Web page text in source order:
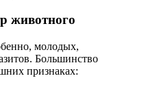
животного
молодых,
Большинство
признаках: